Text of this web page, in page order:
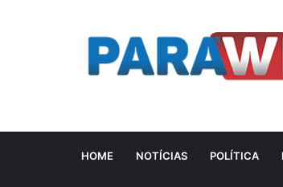
HOME NOTÍCIAS POLÍTICA